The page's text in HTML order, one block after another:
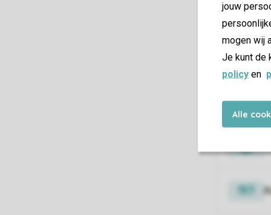
jouw
mogen wij
Je kunt de
policy en
Alle